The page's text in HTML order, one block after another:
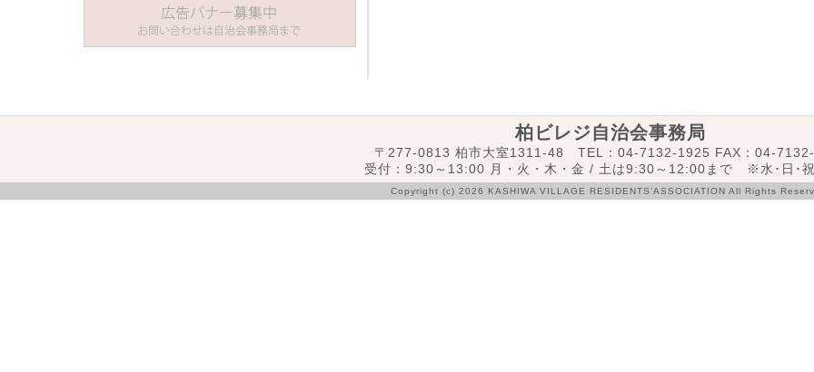
柏ビレジ自治会事務局
〒277-0813 柏市大室1311-48 TEL：04-7132-1925 FAX：04-
受付：9:30～13:00 月・火・木・金 / 土は9:30～12:00まで ※水･日･
Copyright (c) 2026 KASHIWA VILLAGE RESIDENTS’ASSOCIATION All Rights